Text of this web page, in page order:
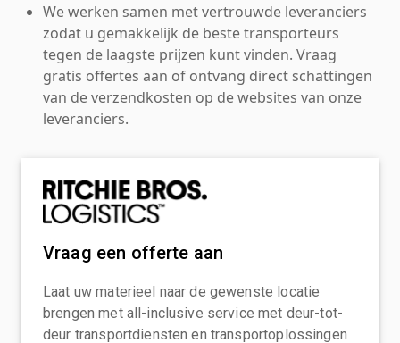
We werken samen met vertrouwde leveranciers
zodat u gemakkelijk de beste transporteurs
tegen de laagste prijzen kunt vinden. Vraag
gratis offertes aan of ontvang direct schattingen
van de verzendkosten op de websites van onze
leveranciers.
Vraag een offerte aan
Laat uw materieel naar de gewenste locatie
brengen met all-inclusive service met deur-tot-
deur transportdiensten en transportoplossingen